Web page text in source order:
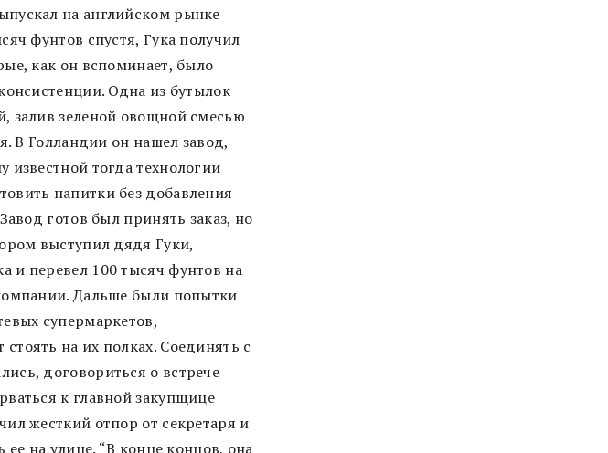
на английском рынке
фунтов спустя, Гука получил
как он вспоминает, было
Одна из бутылок
залив зеленой овощной смесью
В Голландии он нашел завод,
тогда технологии
напитки без добавления
готов был принять заказ, но
выступил дядя Гуки,
и перевел 100 тысяч фунтов на
Дальше были попытки
супермаркетов,
на их полках. Соединять с
договориться о встрече
к главной закупщице
жесткий отпор от секретаря и
ее на улице. “В конце концов, она